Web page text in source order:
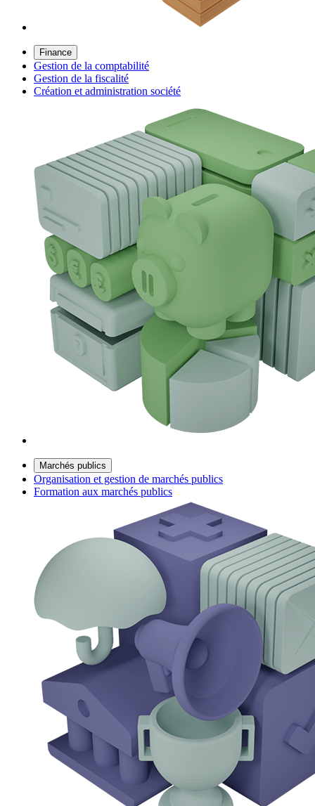
Finance
Gestion de la comptabilité
Gestion de la fiscalité
Création et administration société
Marchés publics
Organisation et gestion de marchés publics
Formation aux marchés publics